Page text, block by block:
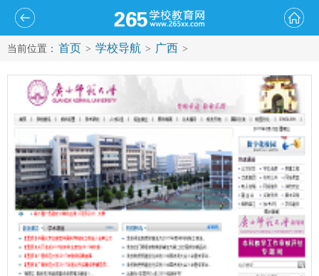
当前位置： 首页 > 学校导航 > 广西 >